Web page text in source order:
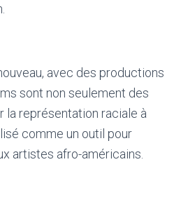
avec des productions
sont non seulement des
la représentation raciale à
comme un outil pour
artistes afro-américains.